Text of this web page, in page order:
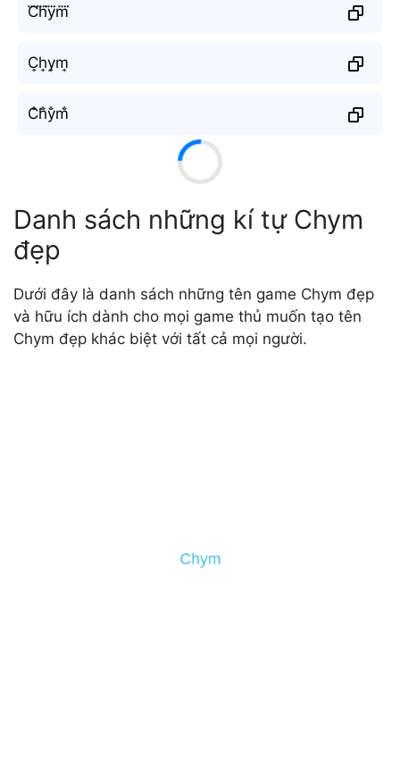
C⃜h⃜y⃜m⃜
C͎h͎y͎m͎
C̐h̐y̐m̐
Danh sách những kí tự Chym
đẹp
Dưới đây là danh sách những tên game Chym đẹp
và hữu ích dành cho mọi game thủ muốn tạo tên
Chym đẹp khác biệt với tất cả mọi người.